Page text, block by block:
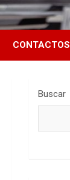
CONTACTOS
Buscar